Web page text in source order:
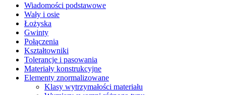
Wiadomości podstawowe
Wały i osie
Łożyska
Gwinty
Połączenia
Kształtowniki
Tolerancje i pasowania
Materiały konstrukcyjne
Elementy znormalizowane
Klasy wytrzymałości materiału